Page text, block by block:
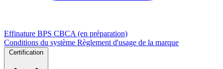
Effinature BPS CBCA (en préparation)
Conditions du système Règlement d'usage de la marque
Certification